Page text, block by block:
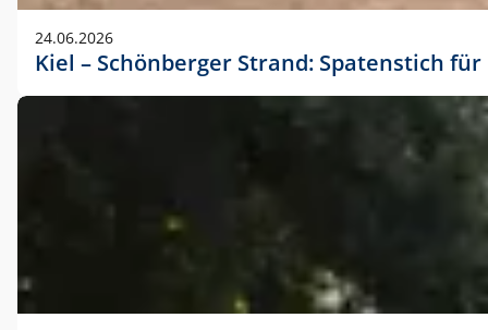
24.06.2026
Kiel – Schönberger Strand: Spatenstich